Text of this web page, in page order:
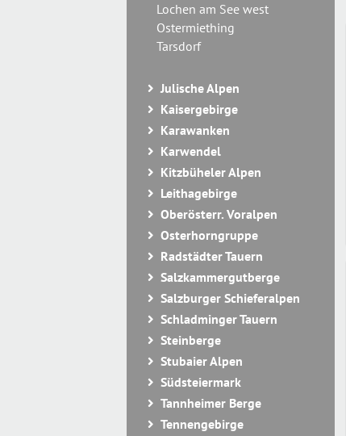
Lochen am See west
Ostermiething
Tarsdorf
Julische Alpen
Kaisergebirge
Karawanken
Karwendel
Kitzbüheler Alpen
Leithagebirge
Oberösterr. Voralpen
Osterhorngruppe
Radstädter Tauern
Salzkammergutberge
Salzburger Schieferalpen
Schladminger Tauern
Steinberge
Stubaier Alpen
Südsteiermark
Tannheimer Berge
Tennengebirge